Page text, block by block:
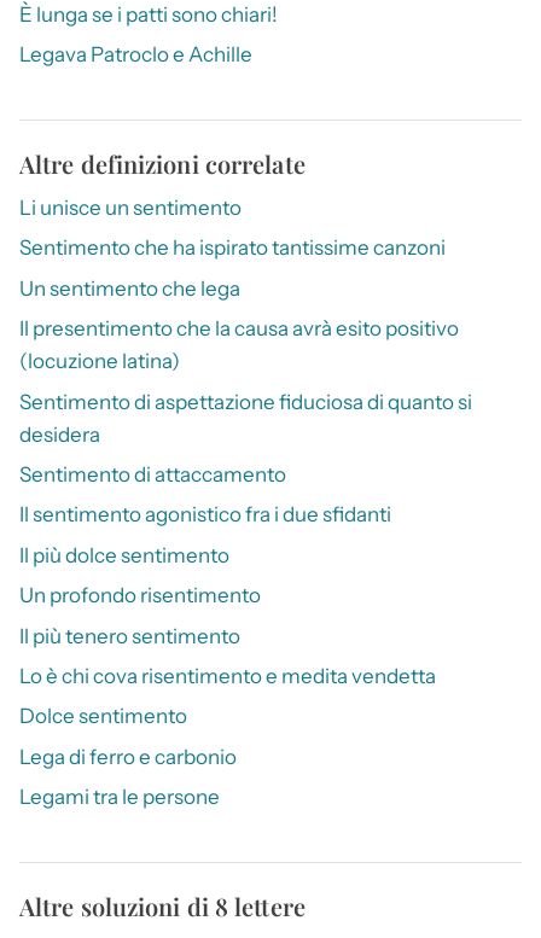
È lunga se i patti sono chiari!
Legava Patroclo e Achille
Altre definizioni correlate
Li unisce un sentimento
Sentimento che ha ispirato tantissime canzoni
Un sentimento che lega
Il presentimento che la causa avrà esito positivo
(locuzione latina)
Sentimento di aspettazione fiduciosa di quanto si
desidera
Sentimento di attaccamento
Il sentimento agonistico fra i due sfidanti
Il più dolce sentimento
Un profondo risentimento
Il più tenero sentimento
Lo è chi cova risentimento e medita vendetta
Dolce sentimento
Lega di ferro e carbonio
Legami tra le persone
Altre soluzioni di 8 lettere